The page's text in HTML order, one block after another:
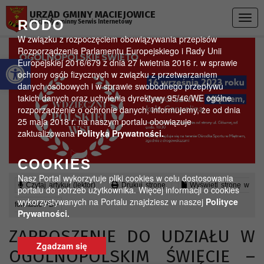
Otwórz pasek narzędzi
RODO
W związku z rozpoczęciem obowiązywania przepisów
Rozporządzenia Parlamentu Europejskiego i Rady Unii
Europejskiej 2016/679 z dnia 27 kwietnia 2016 r. w sprawie
ochrony osób fizycznych w związku z przetwarzaniem
danych osobowych i w sprawie swobodnego przepływu
takich danych oraz uchylenia dyrektywy 95/46/WE ogólne
rozporządzenie o ochronie danych, informujemy, że od dnia
25 maja 2018 r. na naszym portalu obowiązuje
zaktualizowanaPolityka Prywatności.
COOKIES
Nasz Portal wykorzytuje pliki cookies w celu dostosowania
portalu do potrzeb użytkownika. Więcej informacji o cookies
wykorzystywanych na Portalu znajdziesz w naszej Polityce
Prywatności.
Zgadzam się
URZĄD GMINY MACIEJOWICE
Oficjalny gminny Serwis Internetowy
Czytaj artykuł (lektor) Drukuj stronę Wyświetl stronę w
formacie PDF
ZAPROSZENIE DO UDZIAŁU W
OGÓLNOPOLSKIM ŚWIĘCIE –